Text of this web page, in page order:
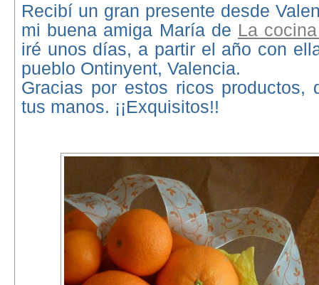
Recibí un gran presente desde
mi buena amiga María de La
iré unos días, a partir el año con
pueblo Ontinyent, Valencia.
Gracias por estos ricos productos,
tus manos. ¡¡Exquisitos!!